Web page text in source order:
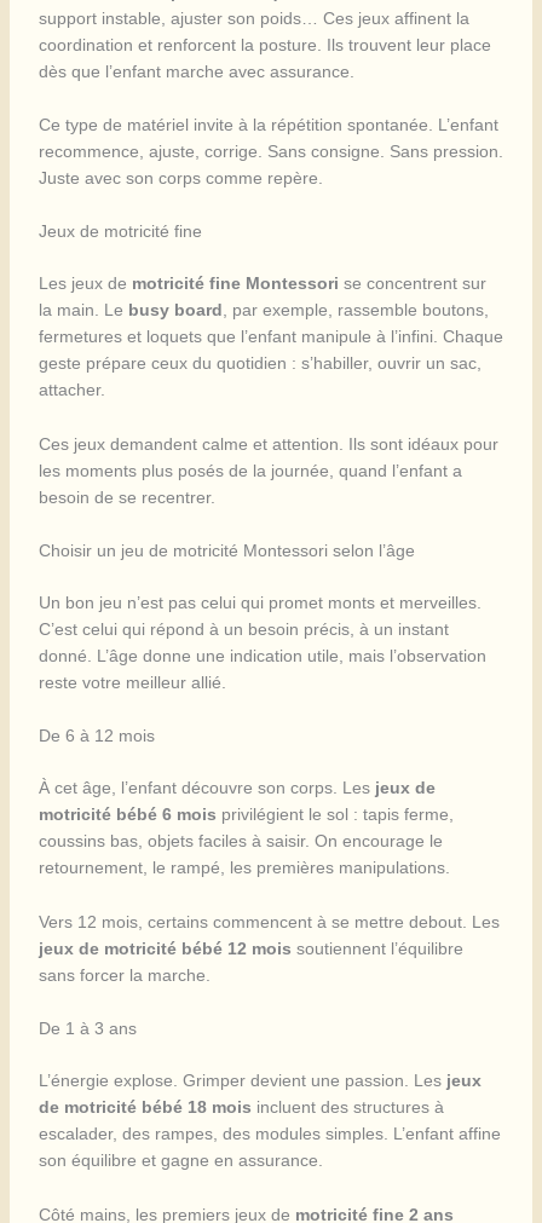
support instable, ajuster son poids… Ces jeux affinent la
coordination et renforcent la posture. Ils trouvent leur place
dès que l’enfant marche avec assurance.
Ce type de matériel invite à la répétition spontanée. L’enfant
recommence, ajuste, corrige. Sans consigne. Sans pression.
Juste avec son corps comme repère.
Jeux de motricité fine
Les jeux de motricité fine Montessori se concentrent sur
la main. Le busy board, par exemple, rassemble boutons,
fermetures et loquets que l’enfant manipule à l’infini. Chaque
geste prépare ceux du quotidien : s’habiller, ouvrir un sac,
attacher.
Ces jeux demandent calme et attention. Ils sont idéaux pour
les moments plus posés de la journée, quand l’enfant a
besoin de se recentrer.
Choisir un jeu de motricité Montessori selon l’âge
Un bon jeu n’est pas celui qui promet monts et merveilles.
C’est celui qui répond à un besoin précis, à un instant
donné. L’âge donne une indication utile, mais l’observation
reste votre meilleur allié.
De 6 à 12 mois
À cet âge, l’enfant découvre son corps. Les jeux de
motricité bébé 6 mois privilégient le sol : tapis ferme,
coussins bas, objets faciles à saisir. On encourage le
retournement, le rampé, les premières manipulations.
Vers 12 mois, certains commencent à se mettre debout. Les
jeux de motricité bébé 12 mois soutiennent l’équilibre
sans forcer la marche.
De 1 à 3 ans
L’énergie explose. Grimper devient une passion. Les jeux
de motricité bébé 18 mois incluent des structures à
escalader, des rampes, des modules simples. L’enfant affine
son équilibre et gagne en assurance.
Côté mains, les premiers jeux de motricité fine 2 ans